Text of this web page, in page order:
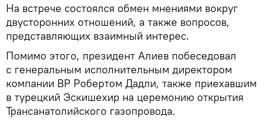
На встрече состоялся обмен мнениями вокруг
двусторонних отношений, а также вопросов,
представляющих взаимный интерес.
Помимо этого, президент Алиев побеседовал
с генеральным исполнительным директором
компании ВР Робертом Дадли, также приехавшим
в турецкий Эскишехир на церемонию открытия
Трансанатолийского газопровода.